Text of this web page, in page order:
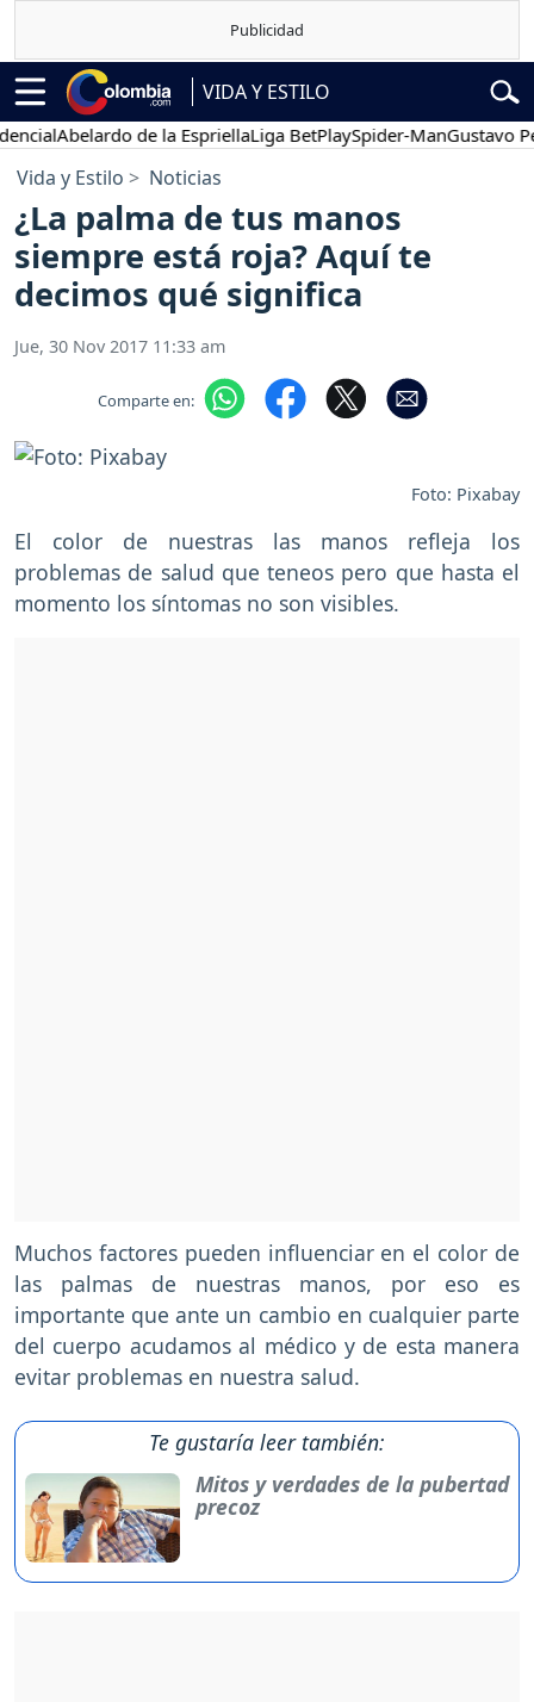
VIDA Y ESTILO
Abelardo de la EspriellaLiga BetPlaySpider-ManGustavo Petro
Vida y Estilo Noticias
¿La palma de tus manos
siempre está roja? Aquí te
decimos qué significa
Jue, 30 Nov 2017 11:33 am
Comparte en:
Foto: Pixabay
El color de nuestras las manos refleja los
problemas de salud que teneos pero que hasta el
momento los síntomas no son visibles.
Muchos factores pueden influenciar en el color de
las palmas de nuestras manos, por eso es
importante que ante un cambio en cualquier parte
del cuerpo acudamos al médico y de esta manera
evitar problemas en nuestra salud.
Te gustaría leer también:
Mitos y verdades de la pubertad
precoz